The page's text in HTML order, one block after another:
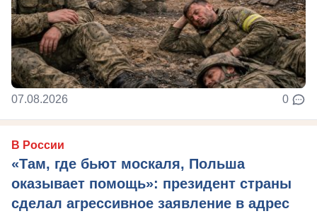
07.08.2026 0
В России
«Там, где бьют москаля, Польша
оказывает помощь»: президент страны
сделал агрессивное заявление в адрес